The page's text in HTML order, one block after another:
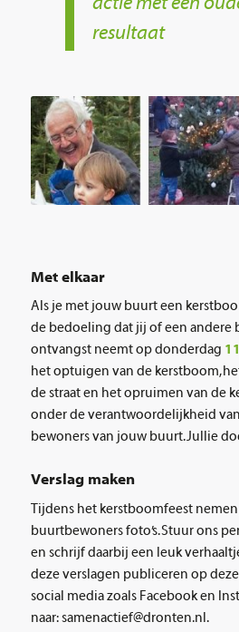
resultaat
Met elkaar
Als je met jouw buurt een
de bedoeling dat jij of een andere
ontvangst neemt op donderdag 11
het optuigen van de kerstboom,
de straat en het opruimen van de
onder de verantwoordelijkheid
bewoners van jouw buurt. Jullie
Verslag maken
Tijdens het kerstboomfeest
buurtbewoners foto’s. Stuur ons
en schrijf daarbij een leuk
deze verslagen publiceren op
social media zoals Facebook en
naar: samenactief@dronten.nl.